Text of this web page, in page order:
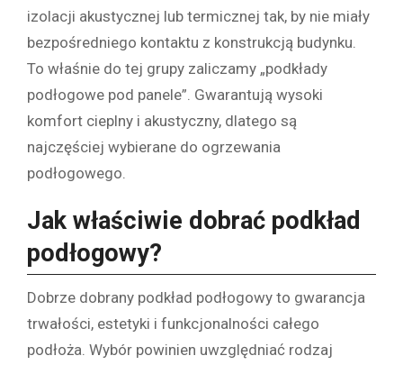
izolacji akustycznej lub termicznej tak, by nie miały
bezpośredniego kontaktu z konstrukcją budynku.
To właśnie do tej grupy zaliczamy „podkłady
podłogowe pod panele”. Gwarantują wysoki
komfort cieplny i akustyczny, dlatego są
najczęściej wybierane do ogrzewania
podłogowego.
Jak właściwie dobrać podkład
podłogowy?
Dobrze dobrany podkład podłogowy to gwarancja
trwałości, estetyki i funkcjonalności całego
podłoża. Wybór powinien uwzględniać rodzaj